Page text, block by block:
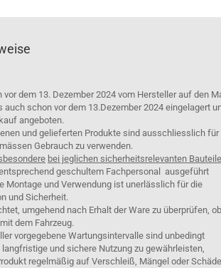
vor dem 13. Dezember 2024 vom Hersteller auf den
auch schon vor dem 13.Dezember 2024 eingelagert
angeboten.
und gelieferten Produkte sind ausschliesslich für
Gebrauch zu verwenden.
bei jeglichen sicherheitsrelevanten
geschultem Fachpersonal ausgeführt
Montage und Verwendung ist unerlässlich für die
und Sicherheit.
umgehend nach Erhalt der Ware zu überprüfen, ob
dem Fahrzeug.
vorgegebene Wartungsintervalle sind unbedingt
und sichere Nutzung zu gewährleisten,
regelmäßig auf Verschleiß, Mängel oder